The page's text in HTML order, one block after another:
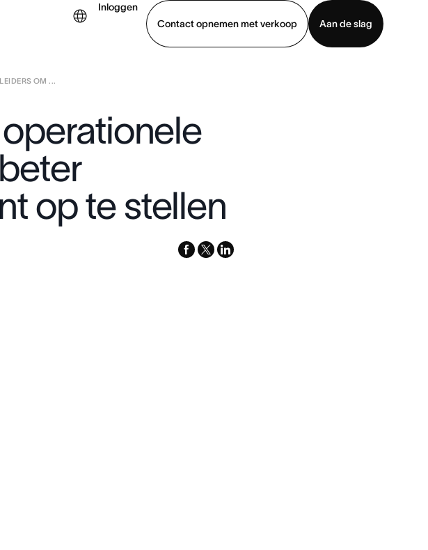
Inloggen
Contact opnemen met verkoop
Aan de slag
Contact opnemen met verkoop
OM ...
op te stellen
facebook
x-
linkedin